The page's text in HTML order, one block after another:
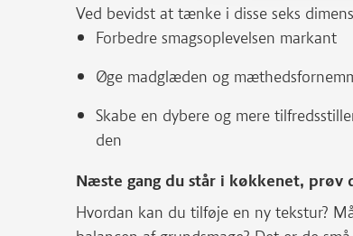
Ved bevidst at tænke i disse seks
Forbedre smagsoplevelsen markant
Øge madglæden og
Skabe en dybere og mere
den
Næste gang du står i køkkenet, prøv
Hvordan kan du tilføje en ny tekstur?